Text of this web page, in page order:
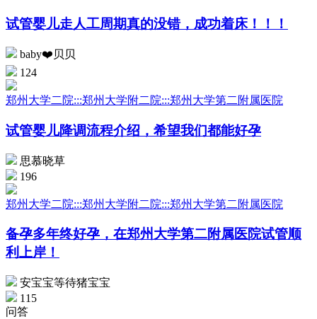
试管婴儿走人工周期真的没错，成功着床！！！
baby❤️贝贝
124
郑州大学二院:::郑州大学附二院:::郑州大学第二附属医院
试管婴儿降调流程介绍，希望我们都能好孕
思慕晓草
196
郑州大学二院:::郑州大学附二院:::郑州大学第二附属医院
备孕多年终好孕，在郑州大学第二附属医院试管顺
利上岸！
安宝宝等待猪宝宝
115
问答